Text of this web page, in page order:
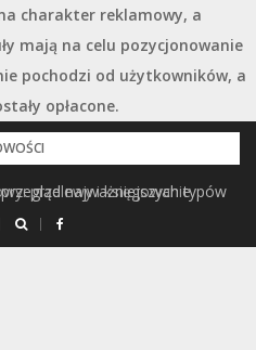
charakter reklamowy, a
mają na celu pozycjonowanie
pochodzi od użytkowników, a
opłacone.
przelewy i księgowanie
najważniejszych typów